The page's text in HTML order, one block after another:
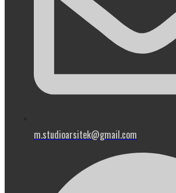
m.studioarsitek@gmail.com